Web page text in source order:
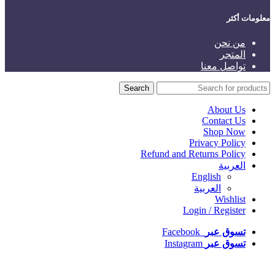
معلومات أكثر
من نحن
المتجر
تواصل معنا
Search
About Us
Contact Us
Shop Now
Privacy Policy
Refund and Returns Policy
العربية
English
العربية
Wishlist
Login / Register
تسوق عبر
تسوق عبر